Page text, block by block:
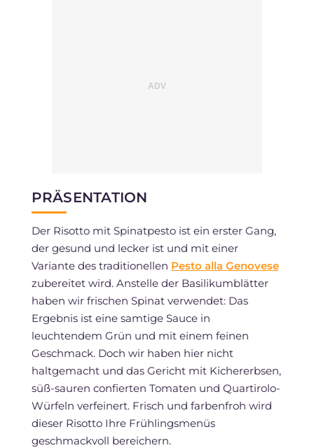
PRÄSENTATION
Der Risotto mit Spinatpesto ist ein erster Gang,
der gesund und lecker ist und mit einer
Variante des traditionellen Pesto alla Genovese
zubereitet wird. Anstelle der Basilikumblätter
haben wir frischen Spinat verwendet: Das
Ergebnis ist eine samtige Sauce in
leuchtendem Grün und mit einem feinen
Geschmack. Doch wir haben hier nicht
haltgemacht und das Gericht mit Kichererbsen,
süß-sauren confierten Tomaten und Quartirolo-
Würfeln verfeinert. Frisch und farbenfroh wird
dieser Risotto Ihre Frühlingsmenüs
geschmackvoll bereichern.